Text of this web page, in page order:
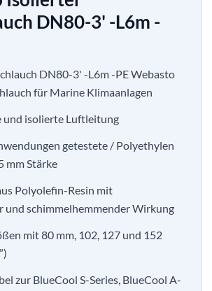
DN80-3' -L6m -
DN80-3' -L6m -PE Webasto
für Marine Klimaanlagen
und isolierte Luftleitung
getestete / Polyethylen
mm Stärke
Polyolefin-Resin mit
und schimmelhemmender Wirkung
mit 80 mm, 102, 127 und 152
zur BlueCool S-Series, BlueCool A-